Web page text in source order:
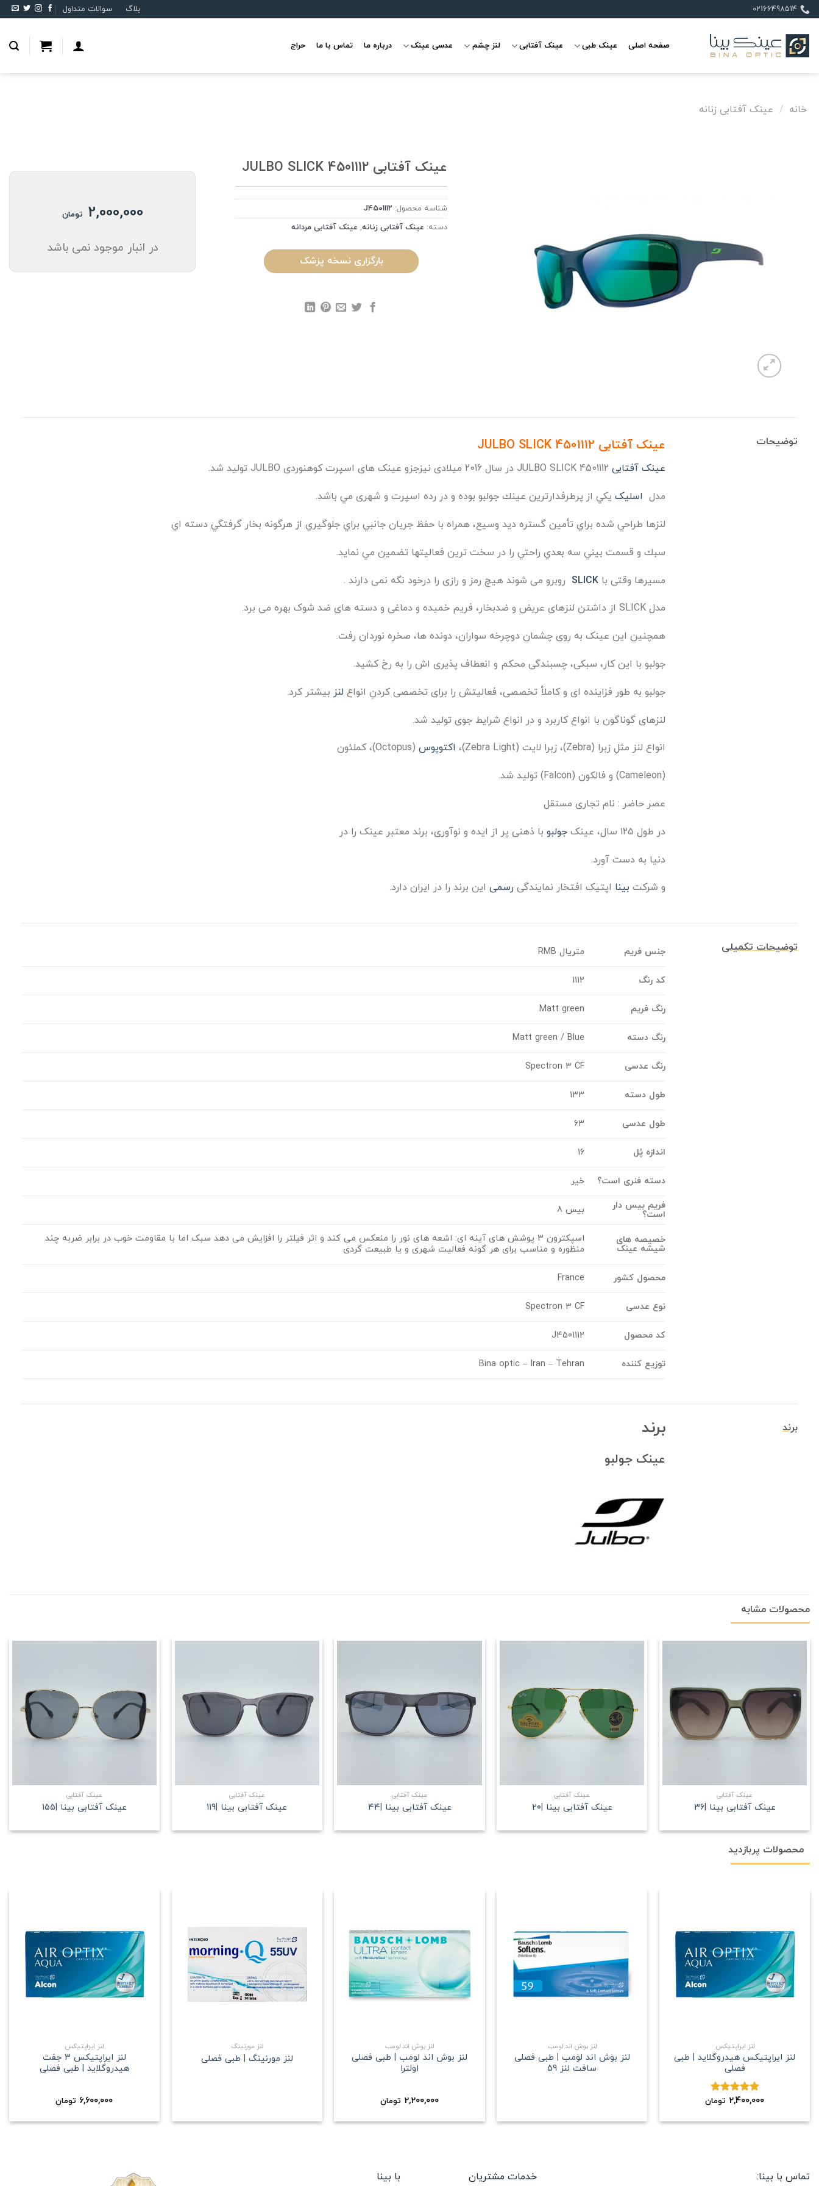
Skip
to
content
02166498514 بلاگ سوالات متداول
صفحه اصلی عینک طبی عینک آفتابی لنز چشم عدسی عینک درباره ما تماس با ما حراج
خانه / عینک آفتابی زنانه
عینک آفتابی JULBO SLICK 4501112
شناسه محصول: J4501112
دسته: عینک آفتابی زنانه, عینک آفتابی مردانه
بارگزاری نسخه پزشک
2,000,000 تومان
در انبار موجود نمی باشد
توضیحات عینک آفتابی JULBO SLICK 4501112
عینک آفتابی
مدل اسلیک يكي از پرطرفدارترين عينك جولبو بوده و در رده اسپرت و شهری مي باشد.
لنزها طراحي شده براي تأمين گستره ديد وسيع، همراه با حفظ جريان جانبي براي جلوگيري از هرگونه بخار گرفتگي دسته اي
سبك و قسمت بيني سه بعدي راحتي را در سخت ترين فعاليتها تضمين مي نمايد.
مسیرها وقتی باSLICK روبرو می شوند هیچ رمز و رازی را درخود نگه نمی دارند .
مدل SLICK از داشتن لنزهای عریض و ضدبخار، فریم خمیده و دماغی و دسته های ضد شوک بهره می برد.
همچنین این عینک به روی چشمان دوچرخه سواران، دونده ها، صخره نوردان رفت.
جولبو با این کار، سبکی، چسبندگی محکم و انعطاف پذیری اش را به رخ کشید.
جولبو به طور فزاینده ای و کاملأ تخصصی، فعالیتش را برای تخصصی کردنِ انواع لنز بیشتر کرد.
لنزهای گوناگون با انواع کاربرد و در انواع شرایط جوی تولید شد.
انواع لنز مثلِ زبرا (Zebra)، زبرا لایت (Zebra Light)، اکتوپوس (Octopus)، کملئون
(Cameleon) و فالکون (Falcon) تولید شد.
عصر حاضر : نام تجاری مستقل
در طول ۱۲۵ سال، عینک جولبو با ذهنی پر از ایده و نوآوری، برند معتبر عینک را در
دنیا به دست آورد.
و شرکت بینا اپتیک افتخار نمایندگی رسمی این برند را در ایران دارد.
توضیحات تکمیلی جنس فریم متریال RMB
کد رنگ 1112
رنگ فریم Matt green
رنگ دسته Matt green / Blue
رنگ عدسی Spectron 3 CF
طول دسته 133
طول عدسی 63
اندازه پُل 16
دسته فنری است؟
خیر
فریم بیس دار
است؟ بیس 8
خصیصه های
شیشه عینک
اسپکترون 3 پوشش های آینه ای: اشعه های نور را منعکس می کند و اثر فیلتر را افزایش می دهد سبک اما با مقاومت خوب در برابر ضربه چند
منظوره و مناسب برای هر گونه فعالیت شهری و یا طبیعت گردی
محصول کشور France
نوع عدسی Spectron 3 CF
کد محصول J4501112
توزیع کننده Bina optic – Iran – Tehran
برند برند
عینک جولبو
محصولات مشابه
علاقه
مندی
عینک آفتابی
عینک آفتابی بینا |36
مندی
عینک آفتابی
عینک آفتابی بینا |20
مندی
عینک آفتابی
عینک آفتابی بینا |44
مندی
عینک آفتابی
عینک آفتابی بینا |119
مندی
عینک آفتابی
عینک آفتابی بینا |155
محصولات پربازدید
علاقه
لنز ایراپتیکس
لنز ایراپتیکس هیدروگلاید | طبی
فصلی
نمره5.002,400,000 تومان
علاقه
مندی
لنز بوش اند لومب
لنز بوش اند لومب | طبی فصلی
سافت لنز 59
علاقه
مندی
لنز بوش اند لومب
لنز بوش اند لومب | طبی فصلی
اولترا
2,200,000 تومان
علاقه
مندی
لنز مورنینگ
لنز مورنینگ | طبی فصلی
علاقه
لنز ایراپتیکس
لنز ایراپتیکس 3 جفت
هیدروگلاید | طبی فصلی
6,600,000 تومان
تماس با بینا: خدمات مشتریان با بینا